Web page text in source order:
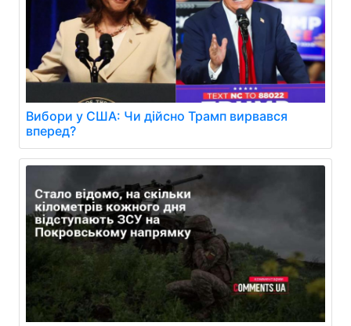
Вибори у США: Чи дійсно Трамп вирвався
вперед?